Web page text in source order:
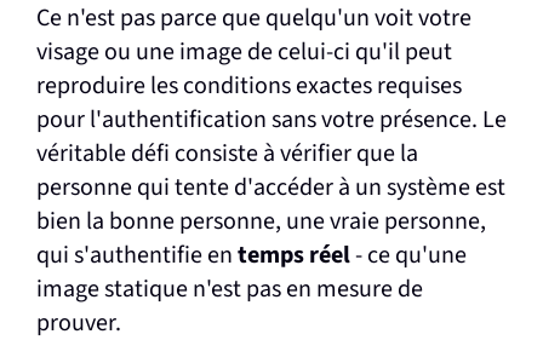
Ce n'est pas parce que quelqu'un voit votre
visage ou une image de celui-ci qu'il peut
reproduire les conditions exactes requises
pour l'authentification sans votre présence. Le
véritable défi consiste à vérifier que la
personne qui tente d'accéder à un système est
bien la bonne personne, une vraie personne,
qui s'authentifie entemps réel- ce qu'une
image statique n'est pas en mesure de
prouver.